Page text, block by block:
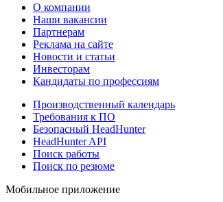
О компании
Наши вакансии
Партнерам
Реклама на сайте
Новости и статьи
Инвесторам
Кандидаты по профессиям
Производственный календарь
Требования к ПО
Безопасный HeadHunter
HeadHunter API
Поиск работы
Поиск по резюме
Мобильное приложение